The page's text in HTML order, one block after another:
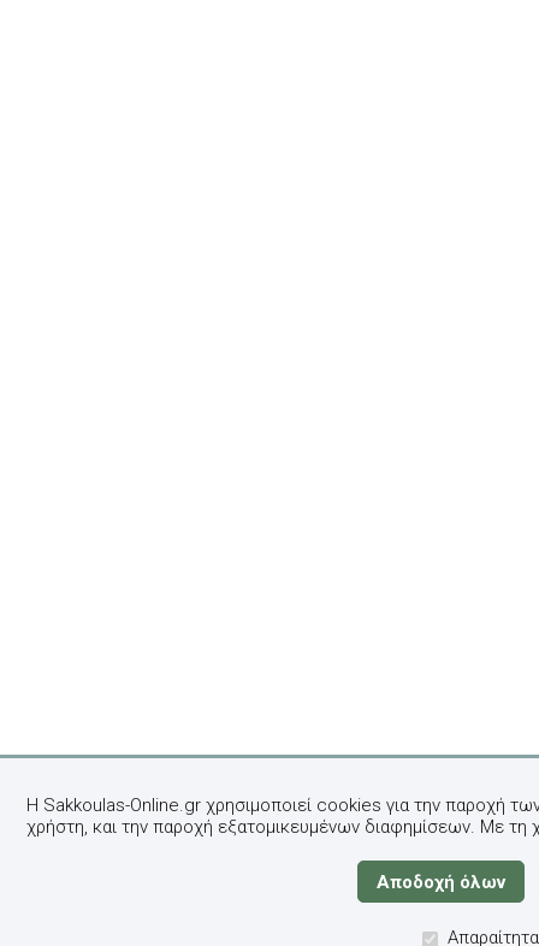
Η Sakkoulas-Online.gr χρησιμοποιεί cookies για την παροχή
χρήστη, και την παροχή εξατομικευμένων διαφημίσεων. Με